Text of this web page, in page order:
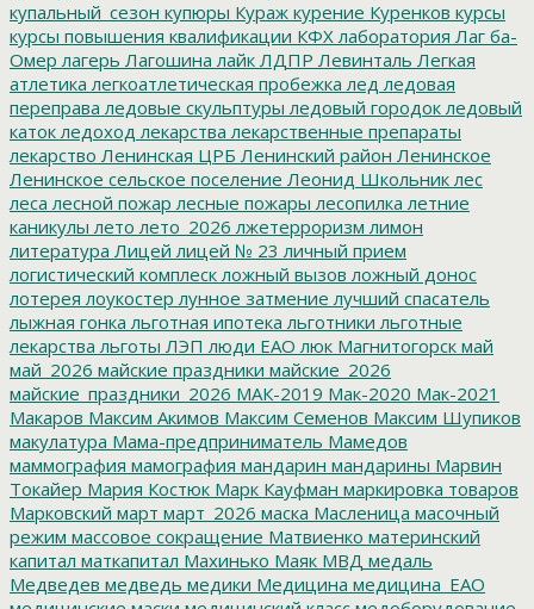
купальный_сезон купюры Кураж курение Куренков курсы
курсы повышения квалификации КФХ лаборатория Лаг ба-
Омер лагерь Лагошина лайк ЛДПР Левинталь Легкая
атлетика легкоатлетическая пробежка лед ледовая
переправа ледовые скульптуры ледовый городок ледовый
каток ледоход лекарства лекарственные препараты
лекарство Ленинская ЦРБ Ленинский район Ленинское
Ленинское сельское поселение Леонид Школьник лес
леса лесной пожар лесные пожары лесопилка летние
каникулы лето лето_2026 лжетерроризм лимон
литература Лицей лицей № 23 личный прием
логистический комплеск ложный вызов ложный донос
лотерея лоукостер лунное затмение лучший спасатель
лыжная гонка льготная ипотека льготники льготные
лекарства льготы ЛЭП люди ЕАО люк Магнитогорск май
май_2026 майские праздники майские_2026
майские_праздники_2026 МАК-2019 Мак-2020 Мак-2021
Макаров Максим Акимов Максим Семенов Максим Шупиков
макулатура Мама-предприниматель Мамедов
маммография мамография мандарин мандарины Марвин
Токайер Мария Костюк Марк Кауфман маркировка товаров
Марковский март март_2026 маска Масленица масочный
режим массовое сокращение Матвиенко материнский
капитал маткапитал Махинько Маяк МВД медаль
Медведев медведь медики Медицина медицина_ЕАО